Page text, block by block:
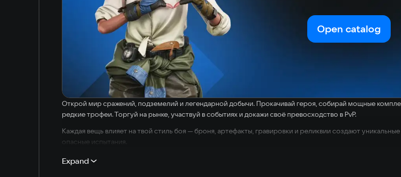
Open catalog
Открой мир сражений, подземелий и легендарной добычи. Прокачивай героя, собирай мощные
редкие трофеи. Торгуй на рынке, участвуй в событиях и докажи своё превосходство в PvP.
Каждая вещь влияет на твой стиль боя — броня, артефакты, гравировки и реликвии создают
опасные испытания.
Сможешь ли ты стать легендой?
Expand